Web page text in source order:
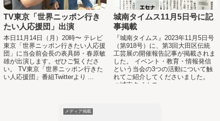
TV東京「世界ニッポン行き
たい人応援団」出演
本日11月14日（月）20時〜 テレビ
東京「世界ニッポン行きたい人応援
団」に当会前会長の表具師・春原敏
雄が出演します。ぜひご覧くださ
い。 TV東京「世界ニッポン行きた
い人応援団」番組Twitterより ...
城南タイムス11月5日号に記
事掲載
『城南タイムス』2023年11月5日号
（第918号）に、第3回大田区伝統
工芸展の開催報告記事が掲載されま
した。 イベント・教育・情報発信
という当会の3つの活動について触
れてご紹介してくださいました。
☞城南タイムス ...
メディア掲載